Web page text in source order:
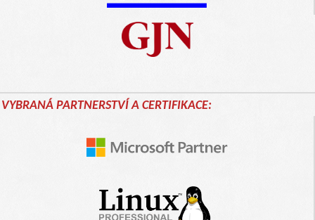
VYBRANÁ PARTNERSTVÍ A CERTIFIKACE: